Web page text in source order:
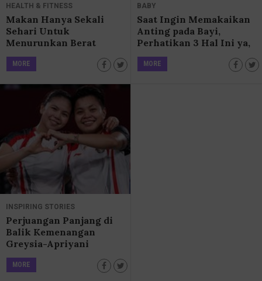
HEALTH & FITNESS
Makan Hanya Sekali
Sehari Untuk
Menurunkan Berat
Badan? Ini Faktanya!
MORE
BABY
Saat Ingin Memakaikan
Anting pada Bayi,
Perhatikan 3 Hal Ini ya,
Bun!
MORE
INSPIRING STORIES
Perjuangan Panjang di
Balik Kemenangan
Greysia-Apriyani
MORE